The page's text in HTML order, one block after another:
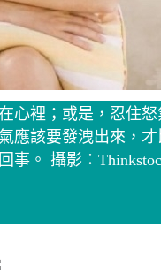
心裡；或是，忍住
應該要發洩出來，
事。 攝影：